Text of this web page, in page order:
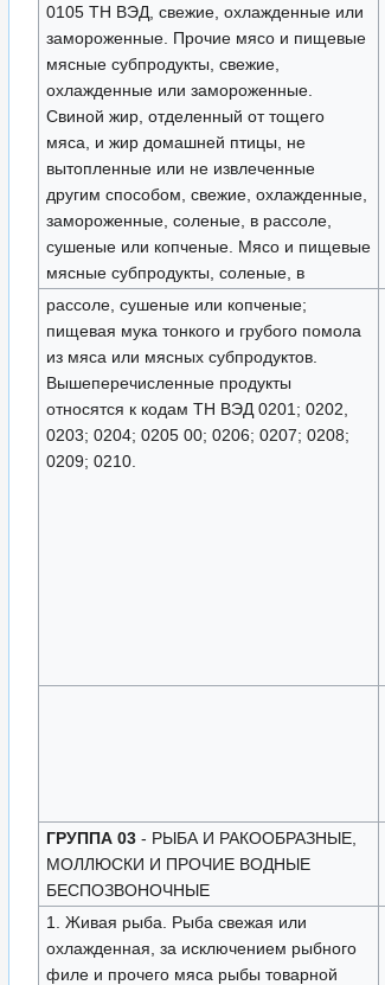
0105 ТН ВЭД, свежие, охлажденные или
замороженные. Прочие мясо и пищевые
мясные субпродукты, свежие,
охлажденные или замороженные.
Свиной жир, отделенный от тощего
мяса, и жир домашней птицы, не
вытопленные или не извлеченные
другим способом, свежие, охлажденные,
замороженные, соленые, в рассоле,
сушеные или копченые. Мясо и пищевые
мясные субпродукты, соленые, в
рассоле, сушеные или копченые;
пищевая мука тонкого и грубого помола
из мяса или мясных субпродуктов.
Вышеперечисленные продукты
относятся к кодам ТН ВЭД 0201; 0202,
0203; 0204; 0205 00; 0206; 0207; 0208;
0209; 0210.
ГРУППА 03- РЫБА И РАКООБРАЗНЫЕ,
МОЛЛЮСКИ И ПРОЧИЕ ВОДНЫЕ
БЕСПОЗВОНОЧНЫЕ
1. Живая рыба. Рыба свежая или
охлажденная, за исключением рыбного
филе и прочего мяса рыбы товарной